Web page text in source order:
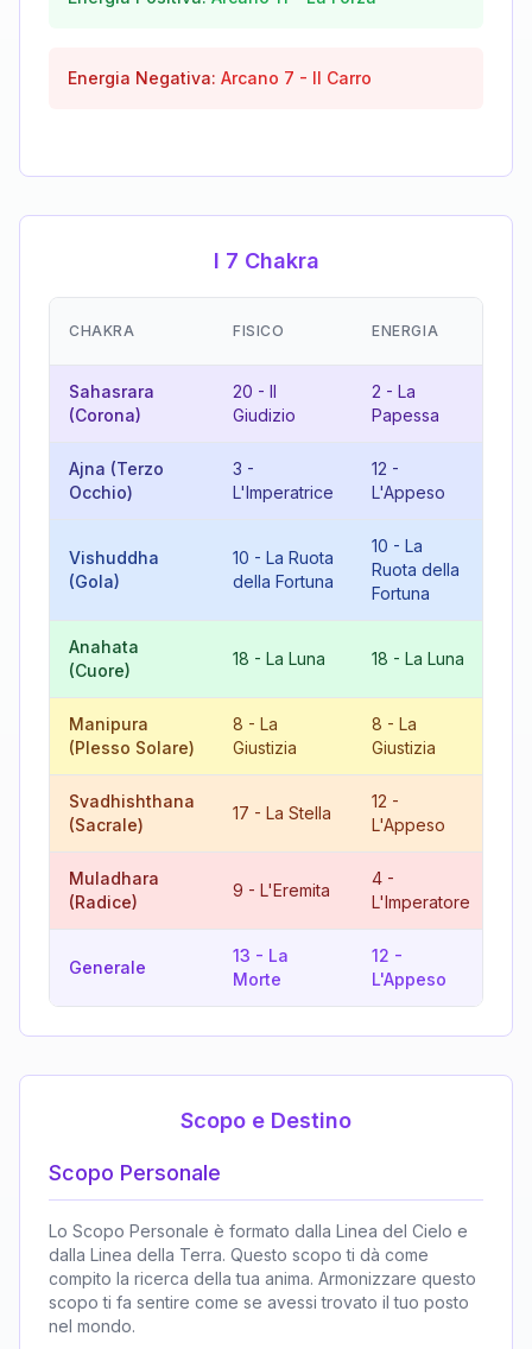
Energia Negativa: Arcano 7 - Il Carro
I 7 Chakra
CHAKRA FISICO ENERGIA
Sahasrara
(Corona)
20 - Il
Giudizio
2 - La
Papessa
Ajna (Terzo
Occhio)
3 -
L'Imperatrice
12 -
L'Appeso
Vishuddha
(Gola)
10 - La Ruota
della Fortuna
10 - La
Ruota della
Fortuna
Anahata
(Cuore)
18 - La Luna 18 - La Luna
Manipura
(Plesso Solare)
8 - La
Giustizia
8 - La
Giustizia
Svadhishthana
(Sacrale)
17 - La Stella
12 -
L'Appeso
Muladhara
(Radice)
9 - L'Eremita
4 -
L'Imperatore
Generale
13 - La
Morte
12 -
L'Appeso
Scopo e Destino
Scopo Personale
Lo Scopo Personale è formato dalla Linea del Cielo e
dalla Linea della Terra. Questo scopo ti dà come
compito la ricerca della tua anima. Armonizzare questo
scopo ti fa sentire come se avessi trovato il tuo posto
nel mondo.